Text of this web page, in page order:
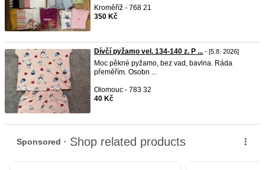
Kroměříž - 768 21
350 Kč
Dívčí pyžamo vel. 134-140 z. P ... - [5.8. 2026]
Moc pěkné pyžamo, bez vad, bavlna. Ráda
přeměřím. Osobn ...
Olomouc - 783 32
40 Kč